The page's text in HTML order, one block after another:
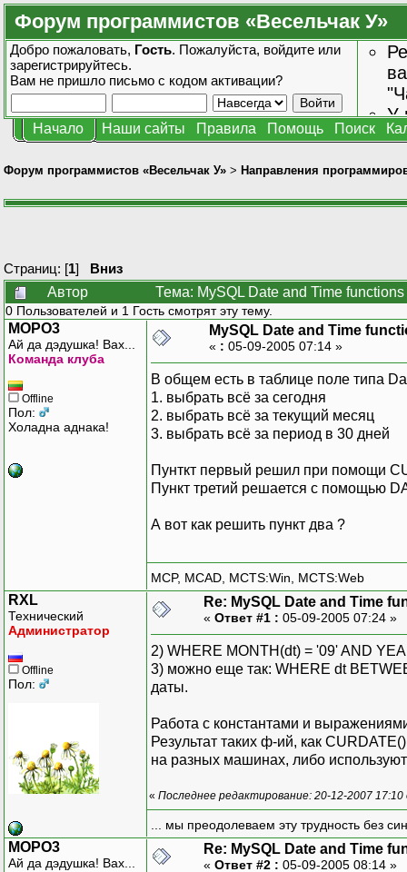
Форум программистов «Весельчак У»
Добро пожаловать, Гость. Пожалуйста, войдите или
зарегистрируйтесь.
Вам не пришло письмо с кодом активации?
У
Начало Наши сайты Правила Помощь Поиск
Форум программистов «Весельчак У» > Направления
Страниц: [1] Вниз
Автор
Тема: MySQL Date and Time
0 Пользователей и 1 Гость смотрят эту тему.
MOPO3
Ай да дэдушка! Вах...
Команда клуба
Offline
Пол:
Холадна аднака!
MySQL Date and Time
« : 05-09-2005 07:14 »
В общем есть в таблице поле типа
1. выбрать всё за сегодня
2. выбрать всё за текущий месяц
3. выбрать всё за период в 30 дней
Пунткт первый решил при помощи
Пункт третий решается с помощью
А вот как решить пункт два ?
MCP, MCAD, MCTS:Win, MCTS:Web
RXL
Технический
Администратор
Offline
Пол:
Re: MySQL Date and Time
« Ответ #1 : 05-09-2005 07:24 »
2) WHERE MONTH(dt) = '09' AND
3) можно еще так: WHERE dt
даты.
Работа с константами и
Результат таких ф-ий, как
на разных машинах, либо
« Последнее редактирование: 20-12-2007
... мы преодолеваем эту трудность без
MOPO3
Ай да дэдушка! Вах...
Re: MySQL Date and Time
« Ответ #2 : 05-09-2005 08:14 »